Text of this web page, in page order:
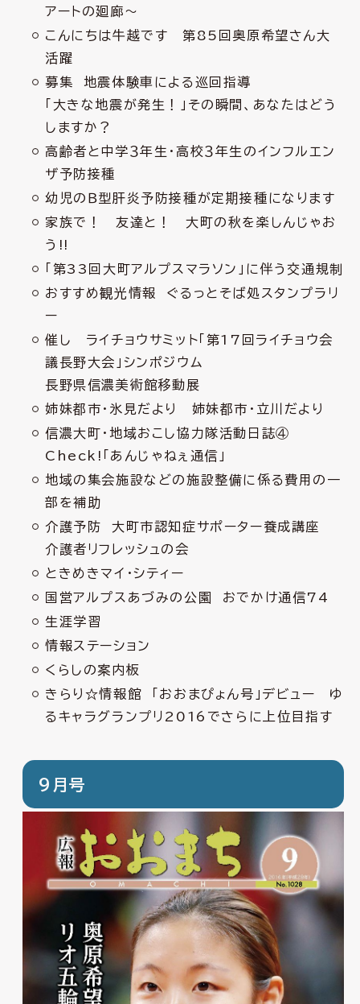
アートの廻廊～
こんにちは牛越です 第85回奥原希望さん大
活躍
募集 地震体験車による巡回指導
「大きな地震が発生！」その瞬間、あなたはどう
しますか？
高齢者と中学３年生・高校３年生のインフルエン
ザ予防接種
幼児のＢ型肝炎予防接種が定期接種になります
家族で！ 友達と！ 大町の秋を楽しんじゃお
う!!
「第33回大町アルプスマラソン」に伴う交通規制
おすすめ観光情報 ぐるっとそば処スタンプラリ
ー
催し ライチョウサミット「第17回ライチョウ会
議長野大会」シンポジウム
長野県信濃美術館移動展
姉妹都市・氷見だより 姉妹都市・立川だより
信濃大町・地域おこし協力隊活動日誌④
Check!「あんじゃねぇ通信」
地域の集会施設などの施設整備に係る費用の一
部を補助
介護予防 大町市認知症サポーター養成講座
介護者リフレッシュの会
ときめきマイ・シティー
国営アルプスあづみの公園 おでかけ通信74
生涯学習
情報ステーション
くらしの案内板
きらり☆情報館 「おおまぴょん号」デビュー ゆ
るキャラグランプリ2016でさらに上位目指す
9月号